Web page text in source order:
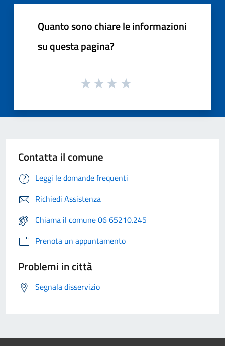
Quanto sono chiare le informazioni
su questa pagina?
Contatta il comune
Leggi le domande frequenti
Richiedi Assistenza
Chiama il comune 06 65210.245
Prenota un appuntamento
Problemi in città
Segnala disservizio